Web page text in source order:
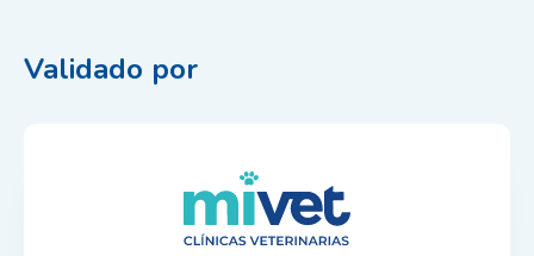
Validado por